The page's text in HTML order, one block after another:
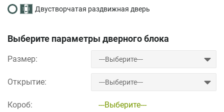
Двустворчатая раздвижная дверь
Выберите параметры дверного блока
Размер:
Открытие:
Короб: ---Выберите---